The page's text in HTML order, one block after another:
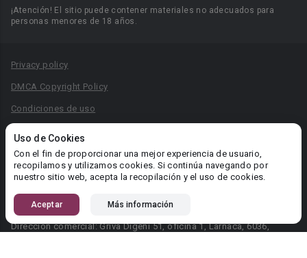
Uso de Cookies
Con el fin de proporcionar una mejor experiencia de usuario,
recopilamos y utilizamos cookies. Si continúa navegando por
nuestro sitio web, acepta la recopilación y el uso de cookies.
Aceptar Más información
¡Atención! El sitio puede contener materiales no adecuados para
personas menores de 18 años.
Privacy policy
DMCA Copyright Policy
Condiciones de uso
Reglas para la publicación de libros
Área RR.PP.: pr@booknet.com
© 2026 Booknet. Todos los derechos reservados.
Dirección comercial: Griva Digeni 51, oficina 1, Larnaca, 6036,